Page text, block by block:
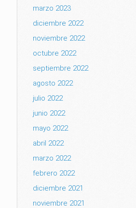
marzo 2023
diciembre 2022
noviembre 2022
octubre 2022
septiembre 2022
agosto 2022
julio 2022
junio 2022
mayo 2022
abril 2022
marzo 2022
febrero 2022
diciembre 2021
noviembre 2021